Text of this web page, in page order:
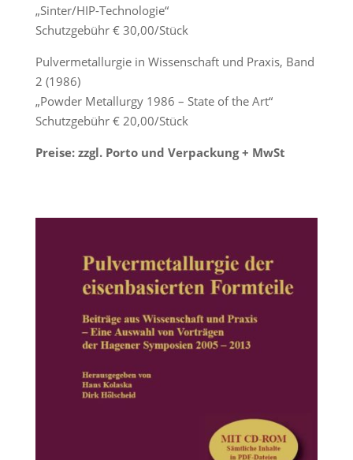
„Sinter/HIP-Technologie“
Schutzgebühr € 30,00/Stück
Pulvermetallurgie in Wissenschaft und Praxis, Band
2 (1986)
„Powder Metallurgy 1986 – State of the Art“
Schutzgebühr € 20,00/Stück
Preise: zzgl. Porto und Verpackung + MwSt